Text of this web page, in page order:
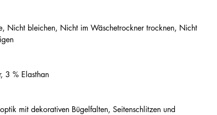
Nicht bleichen, Nicht im Wäschetrockner trocknen, Nicht
3 % Elasthan
mit dekorativen Bügelfalten, Seitenschlitzen und